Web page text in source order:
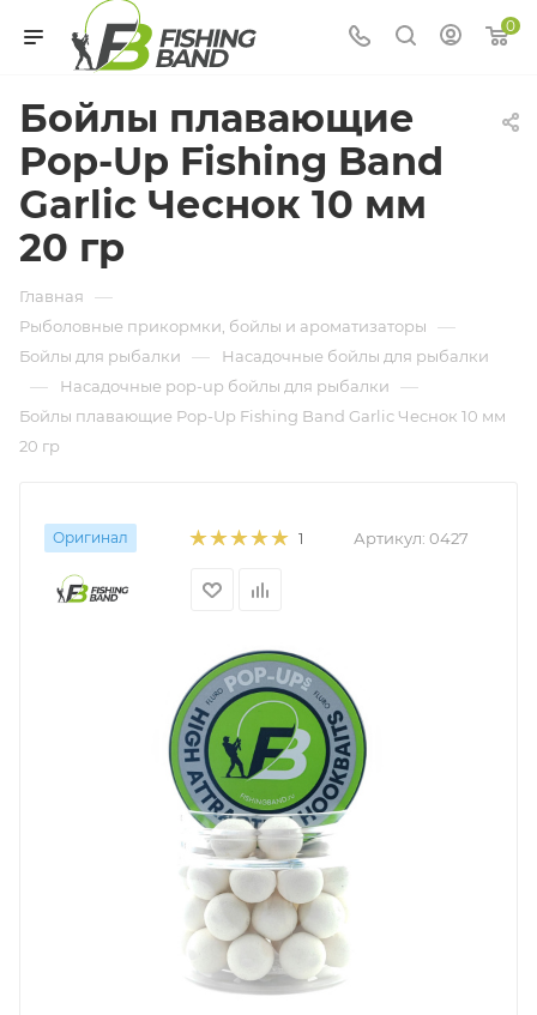
0
Бойлы плавающие
Pop-Up Fishing Band
Garlic Чеснок 10 мм
20 гр
Главная —
Рыболовные прикормки, бойлы и ароматизаторы —
Бойлы для рыбалки — Насадочные бойлы для рыбалки
— Насадочные pop-up бойлы для рыбалки —
Бойлы плавающие Pop-Up Fishing Band Garlic Чеснок 10 мм
20 гр
Оригинал 1 Артикул: 0427